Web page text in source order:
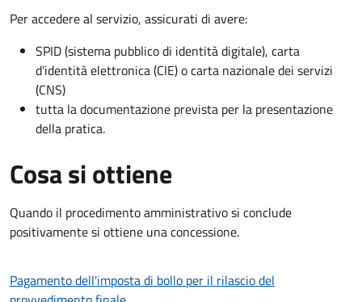
Per accedere al servizio, assicurati di avere:
SPID (sistema pubblico di identità digitale), carta
d’identità elettronica (CIE) o carta nazionale dei servizi
(CNS)
tutta la documentazione prevista per la presentazione
della pratica.
Cosa si ottiene
Quando il procedimento amministrativo si conclude
positivamente si ottiene una concessione.
Pagamento dell'imposta di bollo per il rilascio del